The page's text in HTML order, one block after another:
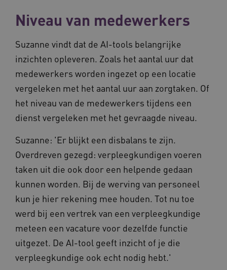
Niveau van medewerkers
Suzanne vindt dat de AI-tools belangrijke
inzichten opleveren. Zoals het aantal uur dat
medewerkers worden ingezet op een locatie
vergeleken met het aantal uur aan zorgtaken. Of
het niveau van de medewerkers tijdens een
dienst vergeleken met het gevraagde niveau.
Suzanne: 'Er blijkt een disbalans te zijn.
Overdreven gezegd: verpleegkundigen voeren
taken uit die ook door een helpende gedaan
kunnen worden. Bij de werving van personeel
kun je hier rekening mee houden. Tot nu toe
werd bij een vertrek van een verpleegkundige
meteen een vacature voor dezelfde functie
uitgezet. De AI-tool geeft inzicht of je die
verpleegkundige ook echt nodig hebt.'
BCSessionID vilans.blueconic.net
Corporation